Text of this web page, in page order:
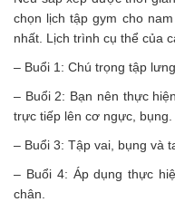
chọn lịch tập gym cho
nhất. Lịch trình cụ thể của
– Buổi 1: Chú trọng tập
– Buổi 2: Bạn nên thực
trực tiếp lên cơ ngực, bụng.
– Buổi 3: Tập vai, bụng và
– Buổi 4: Áp dụng thực
chân.